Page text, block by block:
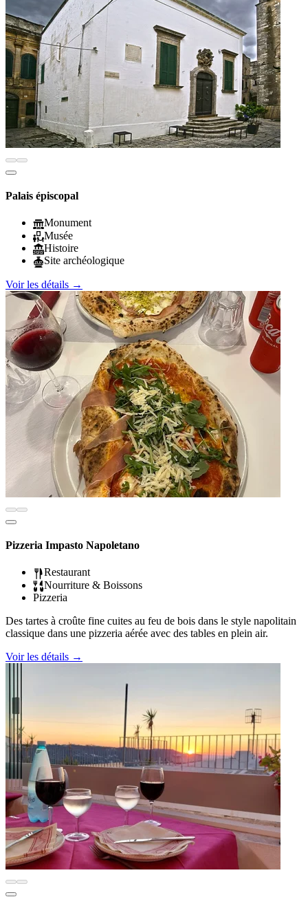
Palais épiscopal
Monument
Musée
Histoire
Site archéologique
Voir les détails →
Pizzeria Impasto Napoletano
Restaurant
Nourriture & Boissons
Pizzeria
Des tartes à croûte fine cuites au feu de bois dans le style napolitain
classique dans une pizzeria aérée avec des tables en plein air.
Voir les détails →